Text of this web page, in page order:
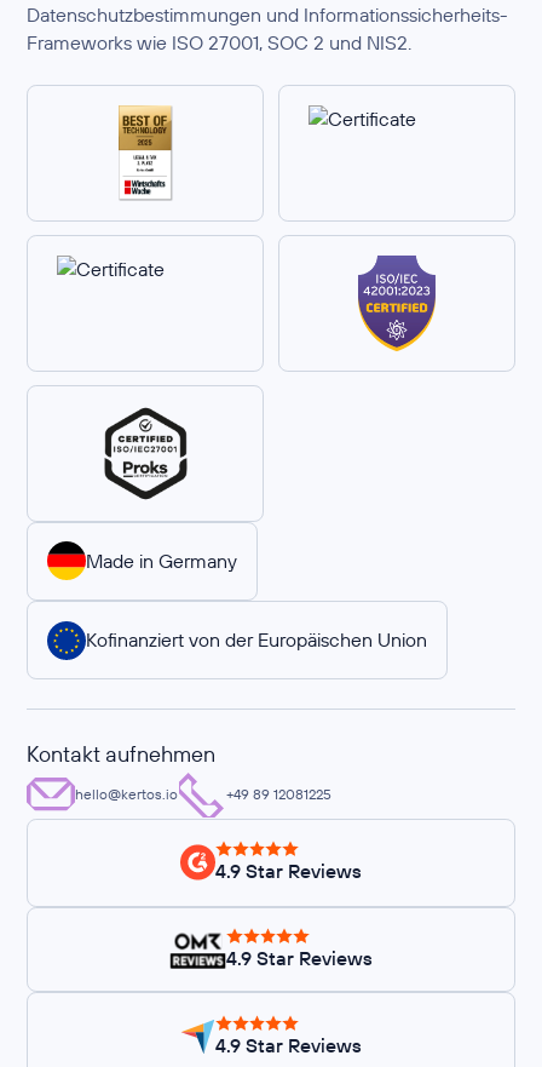
Datenschutzbestimmungen und Informationssicherheits-
Frameworks wie ISO 27001, SOC 2 und NIS2.
Made in Germany
Kofinanziert von der Europäischen Union
Kontakt aufnehmen
hello@kertos.io +49 89 12081225
4.9 Star Reviews
4.9 Star Reviews
4.9 Star Reviews